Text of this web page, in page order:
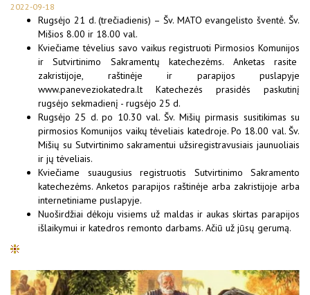
2022-09-18
Rugsėjo 21 d. (trečiadienis) – Šv. MATO evangelisto šventė. Šv.
Mišios 8.00 ir 18.00 val.
Kviečiame tėvelius savo vaikus registruoti Pirmosios Komunijos
ir Sutvirtinimo Sakramentų katechezėms. Anketas rasite
zakristijoje, raštinėje ir parapijos puslapyje
www.paneveziokatedra.lt Katechezės prasidės paskutinį
rugsėjo sekmadienį - rugsėjo 25 d.
Rugsėjo 25 d. po 10.30 val. Šv. Mišių pirmasis susitikimas su
pirmosios Komunijos vaikų tėveliais katedroje. Po 18.00 val. Šv.
Mišių su Sutvirtinimo sakramentui užsiregistravusiais jaunuoliais
ir jų tėveliais.
Kviečiame suaugusius registruotis Sutvirtinimo Sakramento
katechezėms. Anketos parapijos raštinėje arba zakristijoje arba
internetiniame puslapyje.
Nuoširdžiai dėkoju visiems už maldas ir aukas skirtas parapijos
išlaikymui ir katedros remonto darbams. Ačiū už jūsų gerumą.